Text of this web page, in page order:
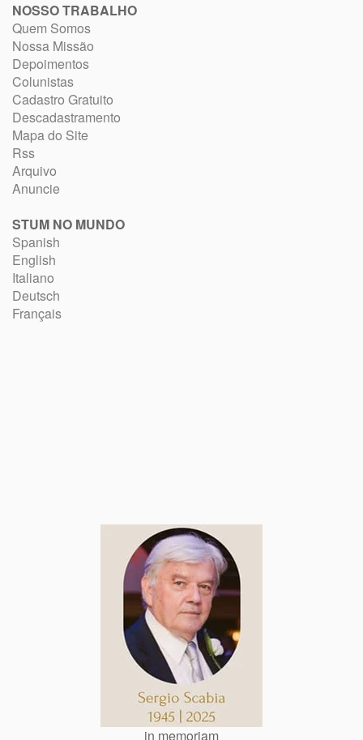
NOSSO TRABALHO
Quem Somos
Nossa Missão
Depoimentos
Colunistas
Cadastro Gratuito
Descadastramento
Mapa do Site
Rss
Arquivo
Anuncie
STUM NO MUNDO
Spanish
English
Italiano
Deutsch
Français
in memoriam